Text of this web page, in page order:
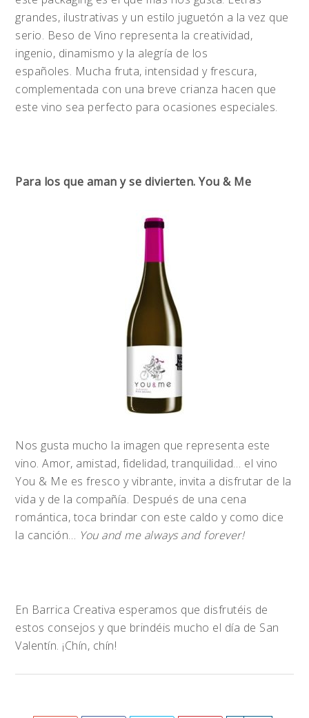
grandes, ilustrativas y un estilo juguetón a la vez que
serio. Beso de Vino representa la creatividad,
ingenio, dinamismo y la alegría de los
españoles. Mucha fruta, intensidad y frescura,
complementada con una breve crianza hacen que
este vino sea perfecto para ocasiones especiales.
Para los que aman y se divierten. You & Me
Nos gusta mucho la imagen que representa este
vino. Amor, amistad, fidelidad, tranquilidad… el vino
You & Me es fresco y vibrante, invita a disfrutar de la
vida y de la compañía. Después de una cena
romántica, toca brindar con este caldo y como dice
la canción… You and me always and forever!
En Barrica Creativa esperamos que disfrutéis de
estos consejos y que brindéis mucho el día de San
Valentín. ¡Chín, chín!